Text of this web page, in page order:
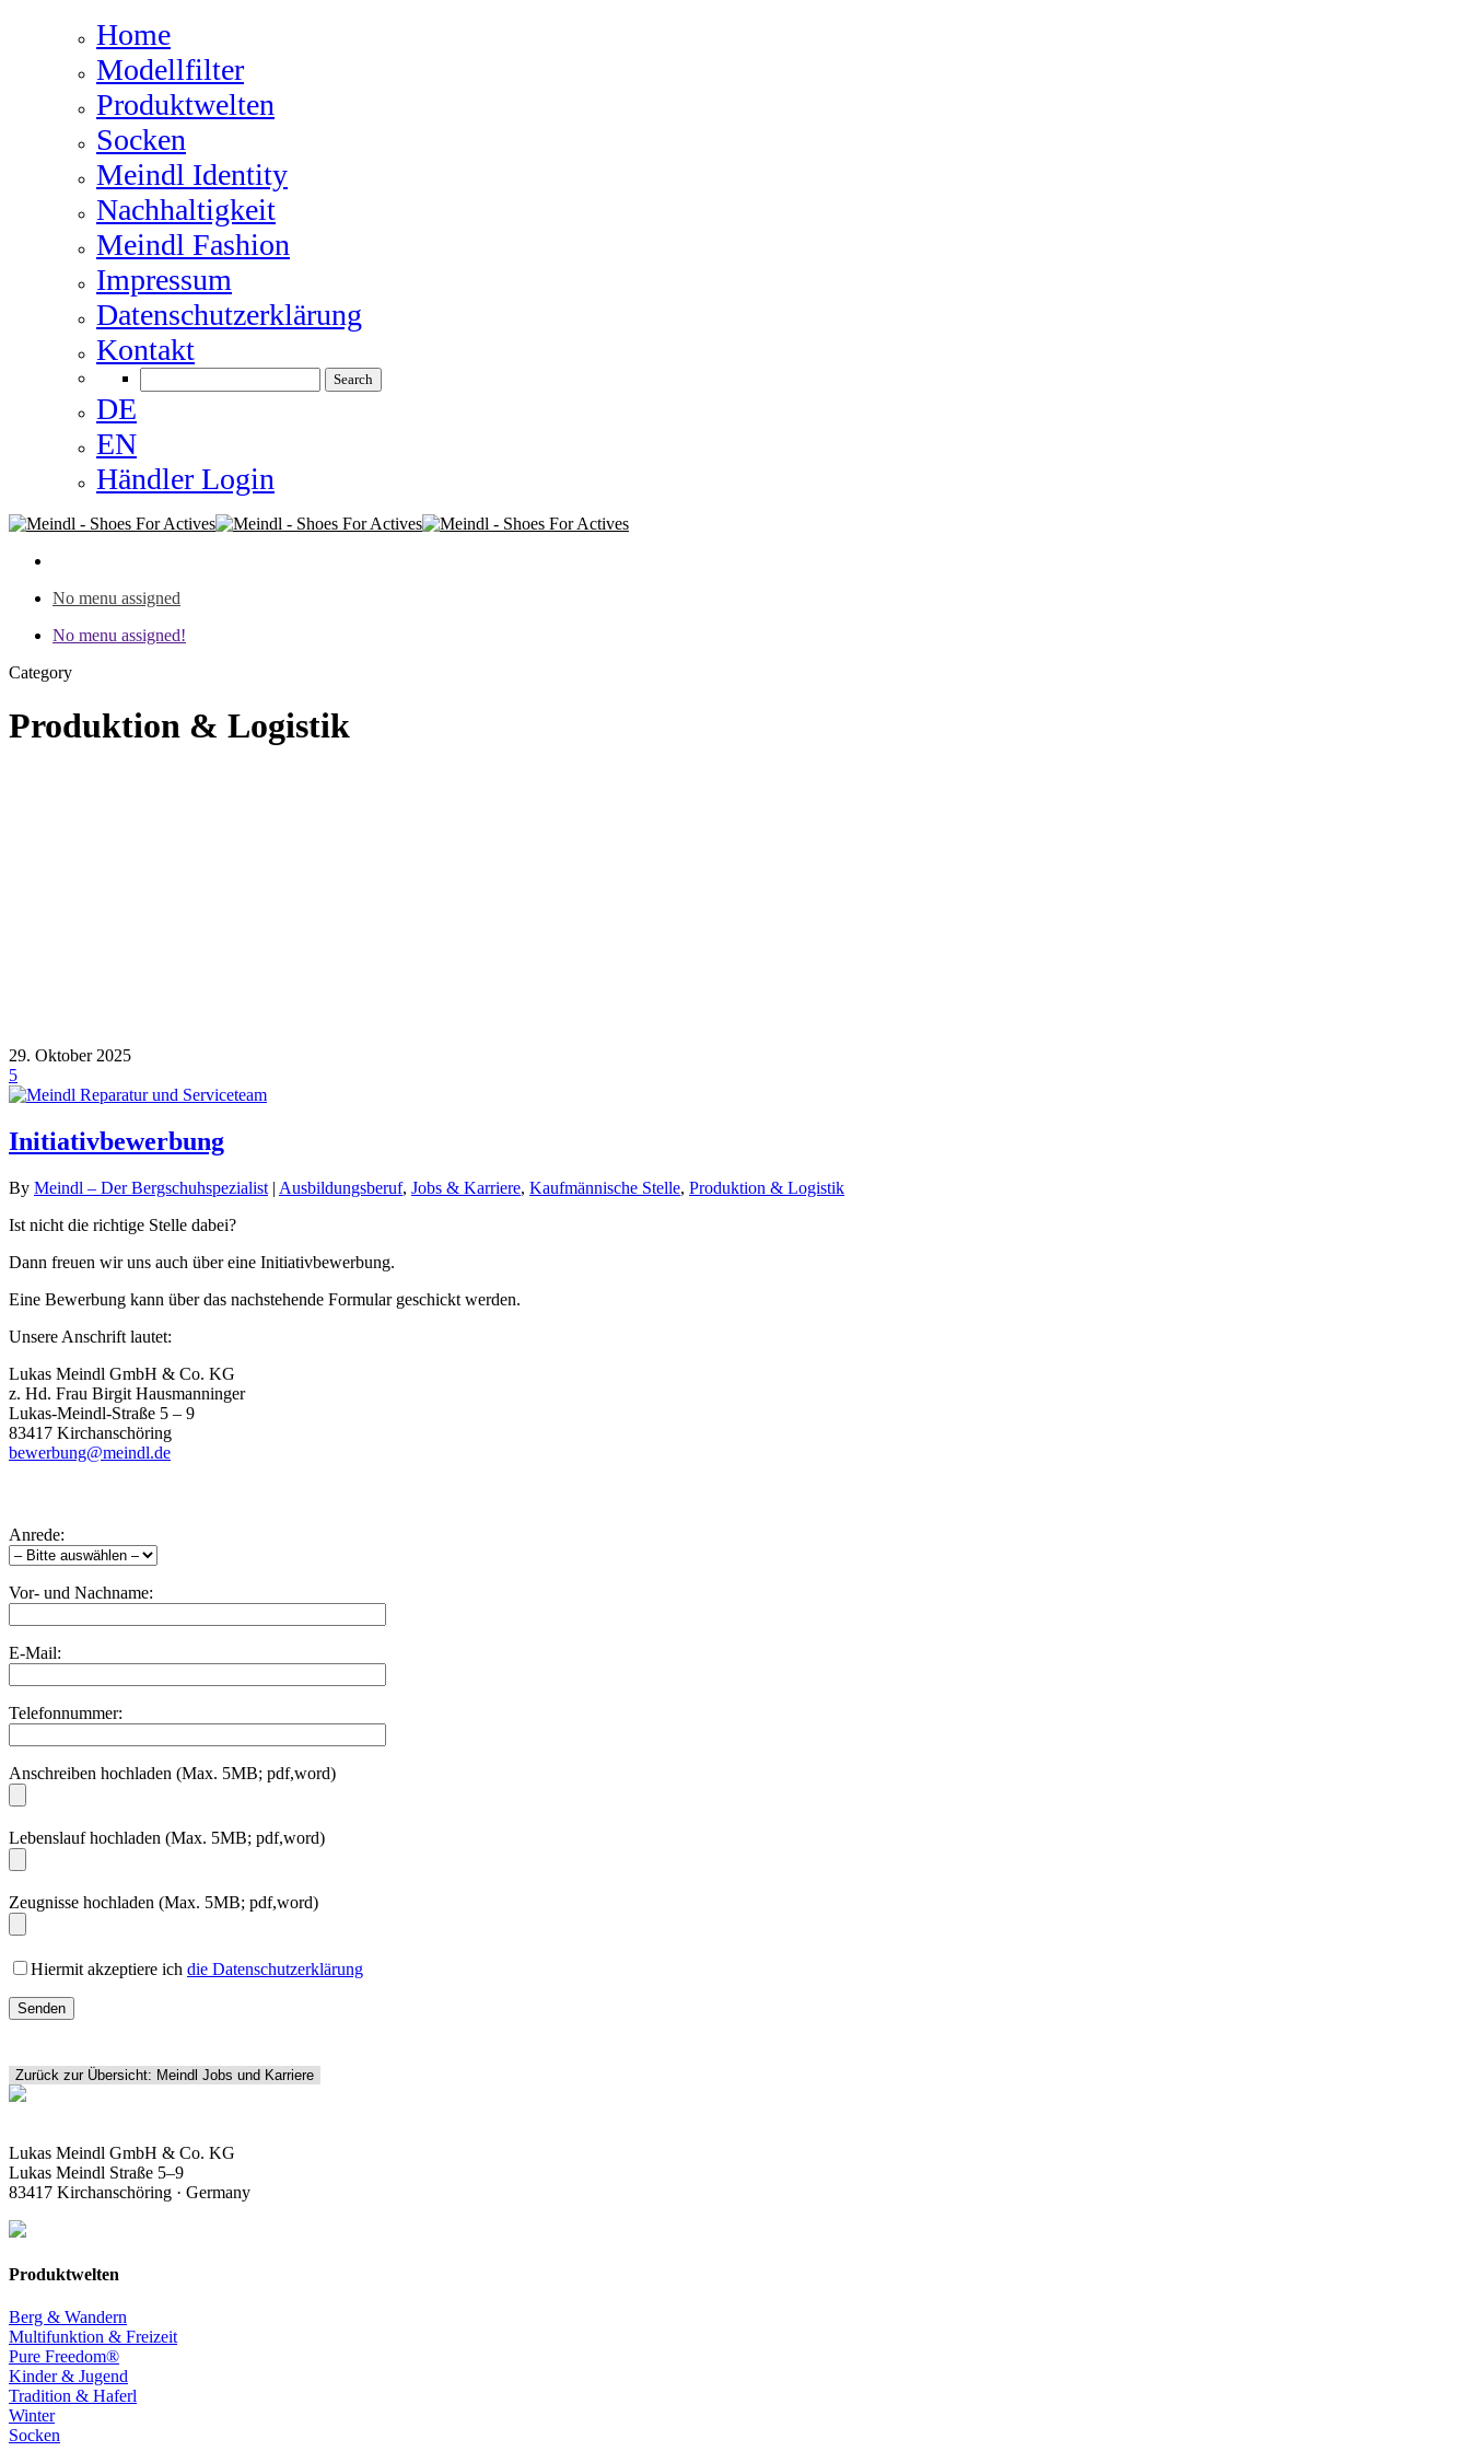
Home
Modellfilter
Produktwelten
Socken
Meindl Identity
Nachhaltigkeit
Meindl Fashion
Impressum
Datenschutzerklärung
Kontakt
DE
EN
Händler Login
No menu assigned
No menu assigned!
Category
Produktion & Logistik
29. Oktober 2025
5
Initiativbewerbung
By Meindl – Der Bergschuhspezialist | Ausbildungsberuf, Jobs & Karriere, Kaufmännische Stelle, Produktion & Logistik
Ist nicht die richtige Stelle dabei?
Dann freuen wir uns auch über eine Initiativbewerbung.
Eine Bewerbung kann über das nachstehende Formular geschickt werden.
Unsere Anschrift lautet:
Lukas Meindl GmbH & Co. KG
z. Hd. Frau Birgit Hausmanninger
Lukas-Meindl-Straße 5 – 9
83417 Kirchanschöring
bewerbung@meindl.de
Anrede:
Vor- und Nachname:
E-Mail:
Telefonnummer:
Anschreiben hochladen (Max. 5MB; pdf,word)
Lebenslauf hochladen (Max. 5MB; pdf,word)
Zeugnisse hochladen (Max. 5MB; pdf,word)
Hiermit akzeptiere ich die Datenschutzerklärung
Zurück zur Übersicht: Meindl Jobs und Karriere
Lukas Meindl GmbH & Co. KG
Lukas Meindl Straße 5–9
83417 Kirchanschöring · Germany
Produktwelten
Berg & Wandern
Multifunktion & Freizeit
Pure Freedom®
Kinder & Jugend
Tradition & Haferl
Winter
Socken